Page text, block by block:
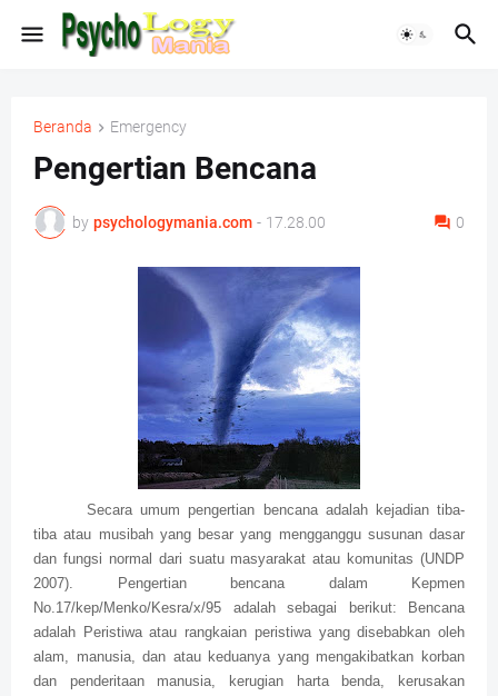
Beranda Emergency
Pengertian Bencana
by psychologymania.com - 17.28.00 0
Secara umum pengertian bencana adalah kejadian tiba-
tiba atau musibah yang besar yang mengganggu susunan dasar
dan fungsi normal dari suatu masyarakat atau komunitas (UNDP
2007). Pengertian bencana dalam Kepmen
No.17/kep/Menko/Kesra/x/95 adalah sebagai berikut: Bencana
adalah Peristiwa atau rangkaian peristiwa yang disebabkan oleh
alam, manusia, dan atau keduanya yang mengakibatkan korban
dan penderitaan manusia, kerugian harta benda, kerusakan